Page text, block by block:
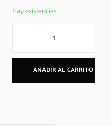
Hay existencias
AÑADIR AL CARRITO